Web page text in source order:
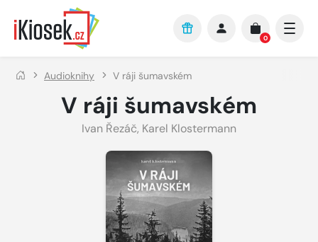
Přejít na hlavní obsah
0
Audioknihy V ráji šumavském
V ráji šumavském
Ivan Řezáč, Karel Klostermann